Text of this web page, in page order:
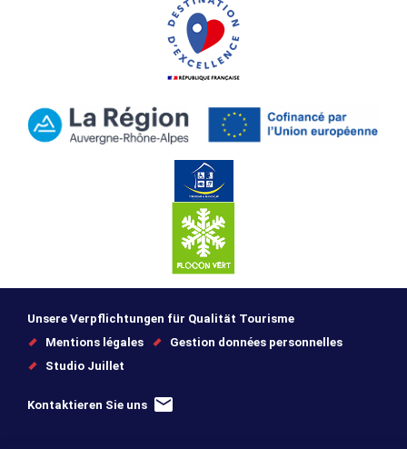
Unsere Verpflichtungen für Qualität Tourisme
Mentions légales
Gestion données personnelles
Studio Juillet
Kontaktieren Sie uns